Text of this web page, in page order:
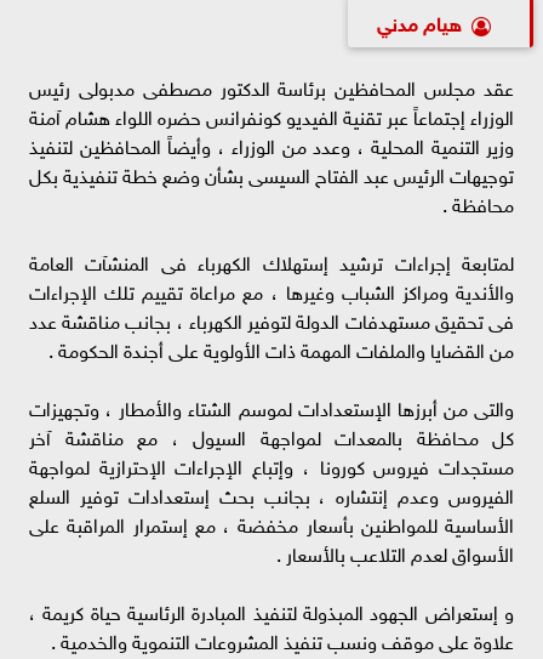
هيام مدني
عقد مجلس المحافظين برئاسة الدكتور مصطفى مدبولى رئيس
الوزراء إجتماعاً عبر تقنية الفيديو كونفرانس حضره اللواء هشام آمنة
وزير التنمية المحلية ، وعدد من الوزراء ، وأيضاً المحافظين لتنفيذ
توجيهات الرئيس عبد الفتاح السيسى بشأن وضع خطة تنفيذية بكل
محافظة .
لمتابعة إجراءات ترشيد إستهلاك الكهرباء فى المنشآت العامة
والأندية ومراكز الشباب وغيرها ، مع مراعاة تقييم تلك الإجراءات
فى تحقيق مستهدفات الدولة لتوفير الكهرباء ، بجانب مناقشة عدد
من القضايا والملفات المهمة ذات الأولوية على أجندة الحكومة .
والتى من أبرزها الإستعدادات لموسم الشتاء والأمطار ، وتجهيزات
كل محافظة بالمعدات لمواجهة السيول ، مع مناقشة آخر
مستجدات فيروس كورونا ، وإتباع الإجراءات الإحترازية لمواجهة
الفيروس وعدم إنتشاره ، بجانب بحث إستعدادات توفير السلع
الأساسية للمواطنين بأسعار مخفضة ، مع إستمرار المراقبة على
الأسواق لعدم التلاعب بالأسعار .
و إستعراض الجهود المبذولة لتنفيذ المبادرة الرئاسية حياة كريمة ،
علاوة على موقف ونسب تنفيذ المشروعات التنموية والخدمية .